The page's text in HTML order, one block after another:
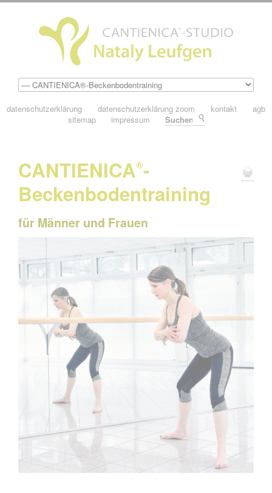
datenschutzerklärung datenschutzerklärung zoom kontakt
agb
sitemap
impressum
CANTIENICA®-
Beckenbodentraining
für Männer und Frauen